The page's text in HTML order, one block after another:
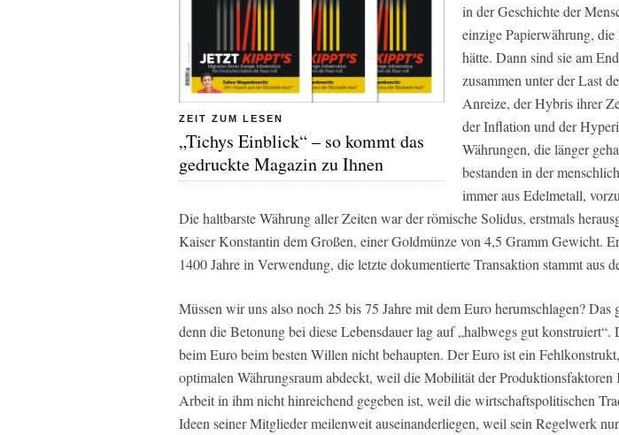
ZEIT ZUM LESEN
„Tichys Einblick“ – so kommt das
gedruckte Magazin zu Ihnen
in der Geschichte der
einzige Papierwährung, die
hätte. Dann sind sie am
zusammen unter der Last
Anreize, der Hybris ihrer
der Inflation und der
Währungen, die länger
bestanden in der
immer aus Edelmetall,
Die haltbarste Währung aller Zeiten war der römische Solidus, erstmals
Kaiser Konstantin dem Großen, einer Goldmünze von 4,5 Gramm Gewicht.
1400 Jahre in Verwendung, die letzte dokumentierte Transaktion stammt aus
Müssen wir uns also noch 25 bis 75 Jahre mit dem Euro herumschlagen? Das
denn die Betonung bei diese Lebensdauer lag auf „halbwegs gut konstruiert“.
beim Euro beim besten Willen nicht behaupten. Der Euro ist ein
optimalen Währungsraum abdeckt, weil die Mobilität der Produktionsfaktoren
Arbeit in ihm nicht hinreichend gegeben ist, weil die wirtschaftspolitischen
Ideen seiner Mitglieder meilenweit auseinanderliegen, weil sein Regelwerk